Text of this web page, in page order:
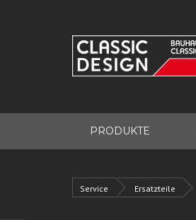
PRODUKTE
Service Ersatzteile